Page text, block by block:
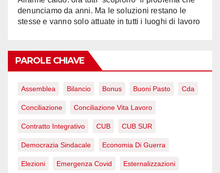
denunciamo da anni. Ma le soluzioni restano le
stesse e vanno solo attuate in tutti i luoghi di lavoro
PAROLE CHIAVE
Assemblea Bilancio Bonus Buoni Pasto Cda
Conciliazione Conciliazione Vita Lavoro
Contratto Integrativo CUB CUB SUR
Democrazia Sindacale Economia Di Guerra
Elezioni Emergenza Covid Esternalizzazioni